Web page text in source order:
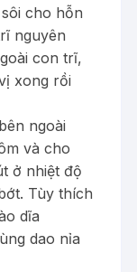
cho hỗn
nguyên
con trĩ,
xong rồi
ngoài
và cho
ở nhiệt độ
Tùy thích
dĩa
dao nỉa